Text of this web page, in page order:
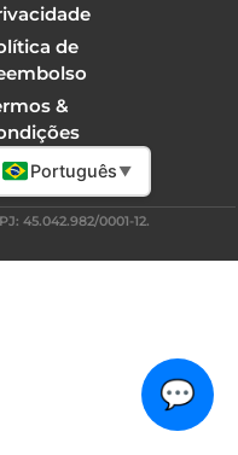
💬
de
&
Português ▼
45.042.982/0001-12.